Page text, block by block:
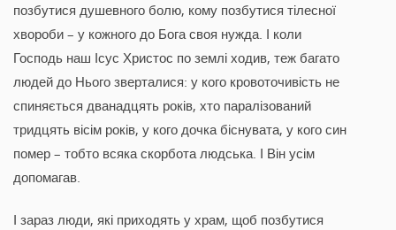
позбутися душевного болю, кому позбутися тілесної
хвороби – у кожного до Бога своя нужда. І коли
Господь наш Ісус Христос по землі ходив, теж багато
людей до Нього зверталися: у кого кровоточивість не
спиняється дванадцять років, хто паралізований
тридцять вісім років, у кого дочка біснувата, у кого син
помер – тобто всяка скорбота людська. І Він усім
допомагав.
І зараз люди, які приходять у храм, щоб позбутися